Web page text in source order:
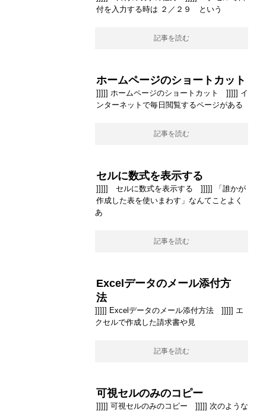
付を入力する時は ２／２９ という
記事を読む
ホームページのショートカット
]]]]] ホームページのショートカット ]]]]] イ
ンターネットで毎日閲覧するページがある
記事を読む
セルに数式を表示する
]]]]] セルに数式を表示する ]]]]] 「誰かが
作成した表を使いまわす」なんてことよく
あ
記事を読む
Excelデータのメール添付方
法
]]]]] Excelデータのメール添付方法 ]]]]] エ
クセルで作成した請求書や見
記事を読む
可視セルのみのコピー
]]]]] 可視セルのみのコピー ]]]]] 次のような